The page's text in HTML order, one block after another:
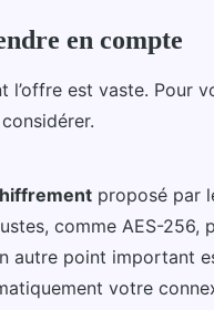
en compte
l’offre est vaste. Pour
proposé par
comme AES-256,
autre point important
votre